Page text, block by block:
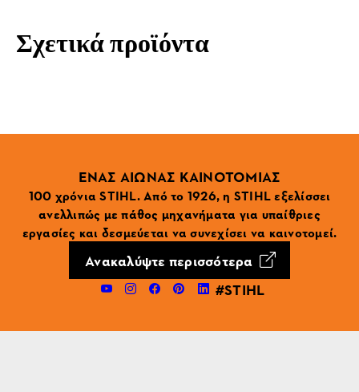
Σχετικά προϊόντα
ΕΝΑΣ ΑΙΩΝΑΣ ΚΑΙΝΟΤΟΜΙΑΣ
100 χρόνια STIHL. Από το 1926, η STIHL εξελίσσει
ανελλιπώς με πάθος μηχανήματα για υπαίθριες
εργασίες και δεσμεύεται να συνεχίσει να καινοτομεί.
Ανακαλύψτε περισσότερα
#STIHL